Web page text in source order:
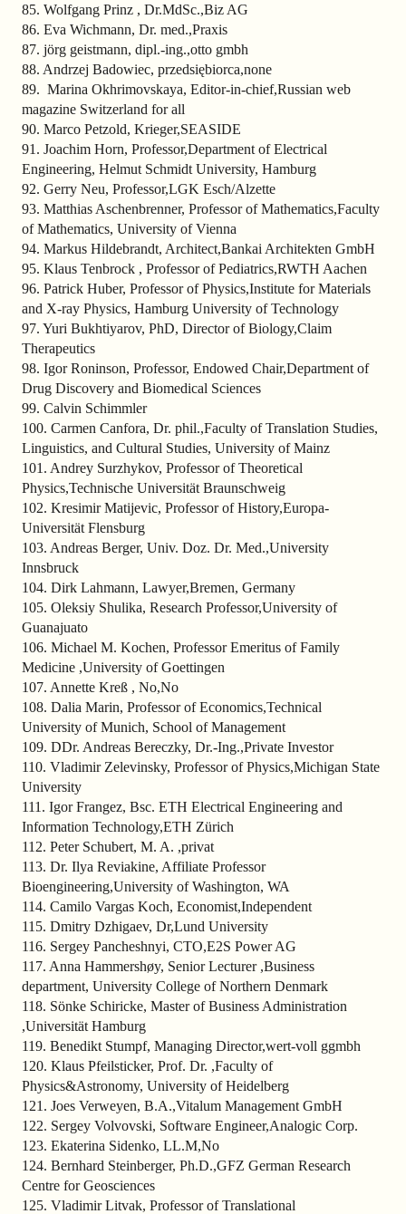
85. Wolfgang Prinz , Dr.MdSc.,Biz AG
86. Eva Wichmann, Dr. med.,Praxis
87. jörg geistmann, dipl.-ing.,otto gmbh
88. Andrzej Badowiec, przedsiębiorca,none
89. Marina Okhrimovskaya, Editor-in-chief,Russian web
magazine Switzerland for all
90. Marco Petzold, Krieger,SEASIDE
91. Joachim Horn, Professor,Department of Electrical
Engineering, Helmut Schmidt University, Hamburg
92. Gerry Neu, Professor,LGK Esch/Alzette
93. Matthias Aschenbrenner, Professor of Mathematics,Faculty
of Mathematics, University of Vienna
94. Markus Hildebrandt, Architect,Bankai Architekten GmbH
95. Klaus Tenbrock , Professor of Pediatrics,RWTH Aachen
96. Patrick Huber, Professor of Physics,Institute for Materials
and X-ray Physics, Hamburg University of Technology
97. Yuri Bukhtiyarov, PhD, Director of Biology,Claim
Therapeutics
98. Igor Roninson, Professor, Endowed Chair,Department of
Drug Discovery and Biomedical Sciences
99. Calvin Schimmler
100. Carmen Canfora, Dr. phil.,Faculty of Translation Studies,
Linguistics, and Cultural Studies, University of Mainz
101. Andrey Surzhykov, Professor of Theoretical
Physics,Technische Universität Braunschweig
102. Kresimir Matijevic, Professor of History,Europa-
Universität Flensburg
103. Andreas Berger, Univ. Doz. Dr. Med.,University
Innsbruck
104. Dirk Lahmann, Lawyer,Bremen, Germany
105. Oleksiy Shulika, Research Professor,University of
Guanajuato
106. Michael M. Kochen, Professor Emeritus of Family
Medicine ,University of Goettingen
107. Annette Kreß , No,No
108. Dalia Marin, Professor of Economics,Technical
University of Munich, School of Management
109. DDr. Andreas Bereczky, Dr.-Ing.,Private Investor
110. Vladimir Zelevinsky, Professor of Physics,Michigan State
University
111. Igor Frangez, Bsc. ETH Electrical Engineering and
Information Technology,ETH Zürich
112. Peter Schubert, M. A. ,privat
113. Dr. Ilya Reviakine, Affiliate Professor
Bioengineering,University of Washington, WA
114. Camilo Vargas Koch, Economist,Independent
115. Dmitry Dzhigaev, Dr,Lund University
116. Sergey Pancheshnyi, CTO,E2S Power AG
117. Anna Hammershøy, Senior Lecturer ,Business
department, University College of Northern Denmark
118. Sönke Schiricke, Master of Business Administration
,Universität Hamburg
119. Benedikt Stumpf, Managing Director,wert-voll ggmbh
120. Klaus Pfeilsticker, Prof. Dr. ,Faculty of
Physics&Astronomy, University of Heidelberg
121. Joes Verweyen, B.A.,Vitalum Management GmbH
122. Sergey Volvovski, Software Engineer,Analogic Corp.
123. Ekaterina Sidenko, LL.M,No
124. Bernhard Steinberger, Ph.D.,GFZ German Research
Centre for Geosciences
125. Vladimir Litvak, Professor of Translational